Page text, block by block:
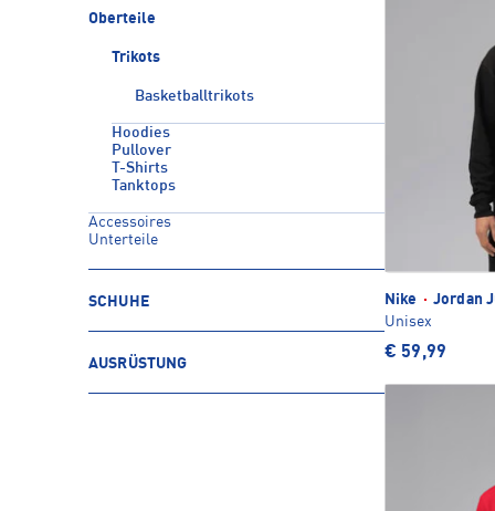
Oberteile
Trikots
Basketballtrikots
Hoodies
Pullover
T-Shirts
Tanktops
Accessoires
Unterteile
SCHUHE
AUSRÜSTUNG
Nike · Jordan
Unisex
€ 59,99